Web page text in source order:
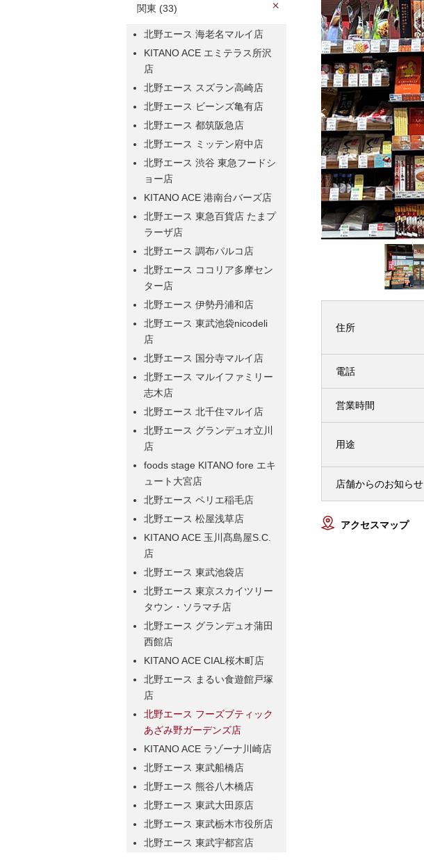
関東 (33)
北野エース 海老名マルイ店
KITANO ACE エミテラス所沢
店
北野エース スズラン高崎店
北野エース ビーンズ亀有店
北野エース 都筑阪急店
北野エース ミッテン府中店
北野エース 渋谷 東急フードシ
ョー店
KITANO ACE 港南台バーズ店
北野エース 東急百貨店 たまプ
ラーザ店
北野エース 調布パルコ店
北野エース ココリア多摩セン
ター店
北野エース 伊勢丹浦和店
北野エース 東武池袋nicodeli
店
北野エース 国分寺マルイ店
北野エース マルイファミリー
志木店
北野エース 北千住マルイ店
北野エース グランデュオ立川
店
foods stage KITANO fore エキ
ュート大宮店
北野エース ペリエ稲毛店
北野エース 松屋浅草店
KITANO ACE 玉川髙島屋S.C.
店
北野エース 東武池袋店
北野エース 東京スカイツリー
タウン・ソラマチ店
北野エース グランデュオ蒲田
西館店
KITANO ACE CIAL桜木町店
北野エース まるい食遊館戸塚
店
北野エース フーズブティック
あざみ野ガーデンズ店
KITANO ACE ラゾーナ川崎店
北野エース 東武船橋店
北野エース 熊谷八木橋店
北野エース 東武大田原店
北野エース 東武栃木市役所店
北野エース 東武宇都宮店
住所
電話
営業時間
用途
店舗からのお知らせ
アクセスマップ